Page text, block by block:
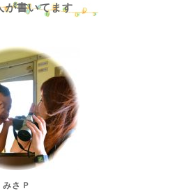
が書いてます
みさＰ